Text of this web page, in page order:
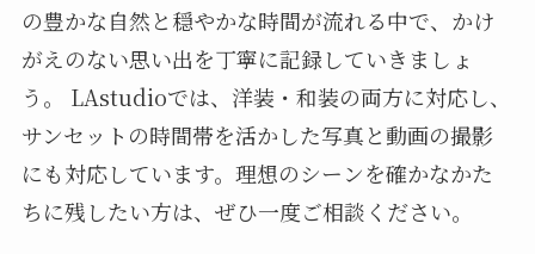
の豊かな自然と穏やかな時間が流れる中で、かけ
がえのない思い出を丁寧に記録していきましょ
う。 LAstudioでは、洋装・和装の両方に対応し、
サンセットの時間帯を活かした写真と動画の撮影
にも対応しています。理想のシーンを確かなかた
ちに残したい方は、ぜひ一度ご相談ください。